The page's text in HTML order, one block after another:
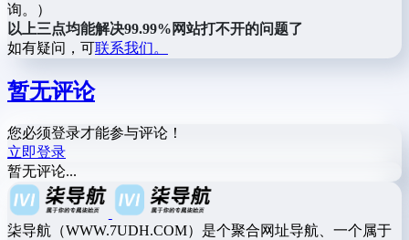
询。）
以上三点均能解决99.99%网站打不开的问题了
如有疑问，可联系我们。
暂无评论
您必须登录才能参与评论！
立即登录
暂无评论...
柒导航（WWW.7UDH.COM）是个聚合网址导航、一个属于